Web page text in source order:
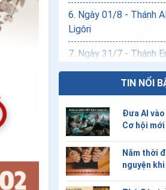
6. Ngày 01/8 - Thánh
Ligôri
7. Ngày 31/7 - Thánh
8.Ngày 31/7 - Thánh
9.Ngày 30/7 - Thánh
Ngôn
10.Ngày 29/7 -
TIN NỔI
Đưa AI
Cơ hội
Năm thời
nguyện